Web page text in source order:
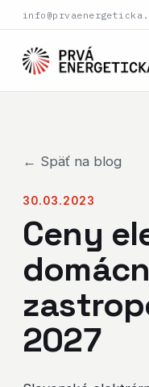
← Späť na blog
30.03.2023
Ceny
2027